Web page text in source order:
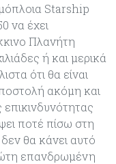
Starship
να έχει
Πλανήτη
ή και μερικά
ότι θα είναι
ακόμη και
ποτέ πίσω στη
θα κάνει αυτό
επανδρωμένη